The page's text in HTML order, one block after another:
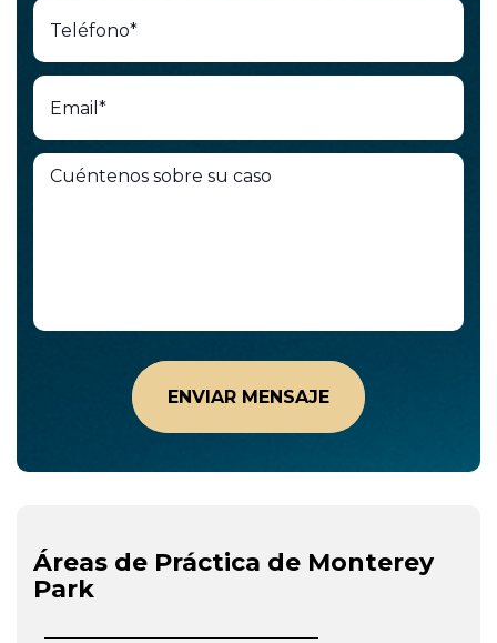
Áreas de Práctica de Monterey
Park